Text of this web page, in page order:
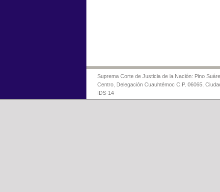
Suprema Corte de Justicia de la Nación: Pino
Centro, Delegación Cuauhtémoc C.P. 06065,
IDS-14